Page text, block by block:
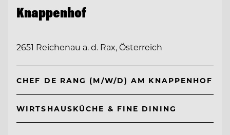
Knappenhof
2651 Reichenau a. d. Rax, Österreich
CHEF DE RANG (M/W/D) AM KNAPPENHOF
WIRTSHAUSKÜCHE & FINE DINING